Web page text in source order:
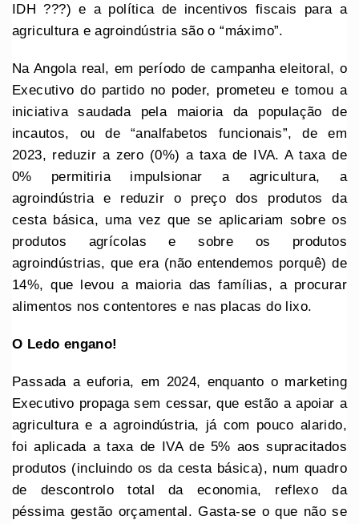
IDH ???) e a política de incentivos fiscais para a
agricultura e agroindústria são o “máximo”.
Na Angola real, em período de campanha eleitoral, o
Executivo do partido no poder, prometeu e tomou a
iniciativa saudada pela maioria da população de
incautos, ou de “analfabetos funcionais”, de em
2023, reduzir a zero (0%) a taxa de IVA. A taxa de
0% permitiria impulsionar a agricultura, a
agroindústria e reduzir o preço dos produtos da
cesta básica, uma vez que se aplicariam sobre os
produtos agrícolas e sobre os produtos
agroindústrias, que era (não entendemos porquê) de
14%, que levou a maioria das famílias, a procurar
alimentos nos contentores e nas placas do lixo.
O Ledo engano!
Passada a euforia, em 2024, enquanto o marketing
Executivo propaga sem cessar, que estão a apoiar a
agricultura e a agroindústria, já com pouco alarido,
foi aplicada a taxa de IVA de 5% aos supracitados
produtos (incluindo os da cesta básica), num quadro
de descontrolo total da economia, reflexo da
péssima gestão orçamental. Gasta-se o que não se